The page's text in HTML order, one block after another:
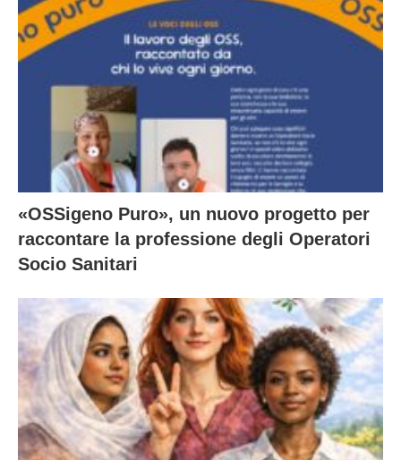
«OSSigeno Puro», un nuovo progetto per
raccontare la professione degli Operatori
Socio Sanitari